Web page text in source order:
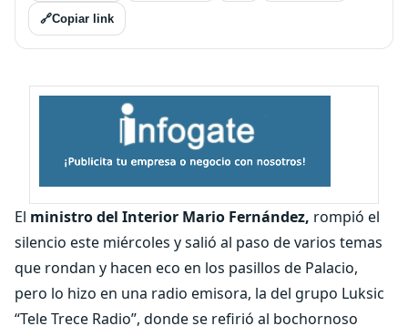
🔗Copiar link
El ministro del Interior Mario Fernández, rompió el
silencio este miércoles y salió al paso de varios temas
que rondan y hacen eco en los pasillos de Palacio,
pero lo hizo en una radio emisora, la del grupo Luksic
“Tele Trece Radio”, donde se refirió al bochornoso